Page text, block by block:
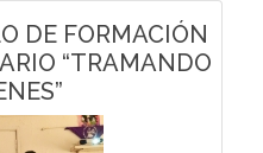
DE FORMACIÓN
“TRAMANDO